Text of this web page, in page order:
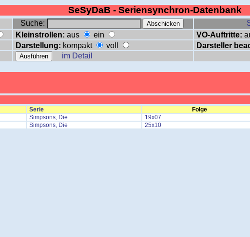
SeSyDaB - Seriensynchron-Datenbank
Suche:
Kleinstrollen: aus ein VO-Auftritte:
Darstellung: kompakt voll Darsteller
im Detail
Serie Folge
Simpsons, Die 19x07
Simpsons, Die 25x10